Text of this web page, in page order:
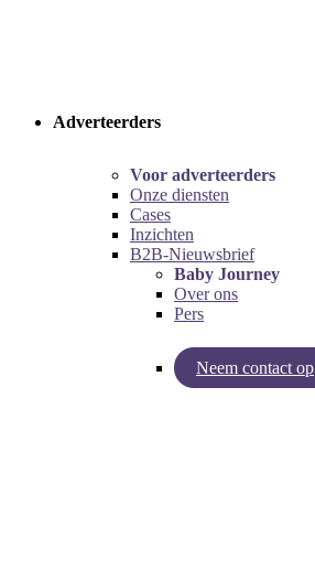
Adverteerders
Voor adverteerders
Onze diensten
Cases
Inzichten
B2B-Nieuwsbrief
Baby Journey
Over ons
Pers
Neem contact op